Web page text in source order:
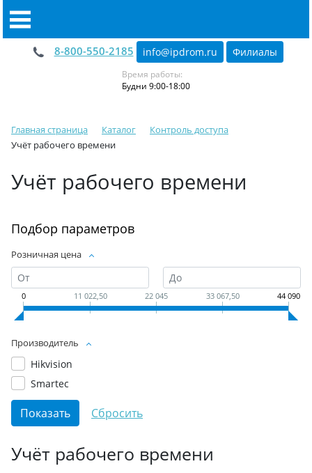
8-800-550-2185 info@ipdrom.ru Филиалы
Время работы:
Будни 9:00-18:00
Главная страница Каталог
Контроль доступа
Учёт рабочего времени
Учёт рабочего времени
Подбор параметров
Розничная цена
0 11 022,50 22 045 33 067,50 44 090
Производитель
Hikvision
Smartec
Учёт рабочего времени